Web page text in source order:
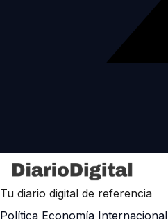
Tu diario digital de referencia
Política Economía Internacional